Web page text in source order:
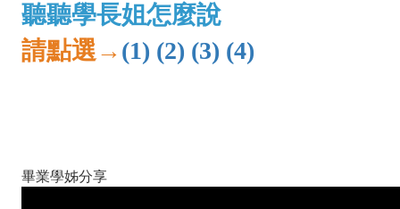
聽聽學長姐怎麼說
請點選→(1) (2) (3) (4)
畢業學姊分享